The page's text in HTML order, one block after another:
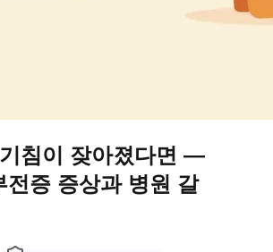
침이 잦아졌다면 —
전증 증상과 병원 갈